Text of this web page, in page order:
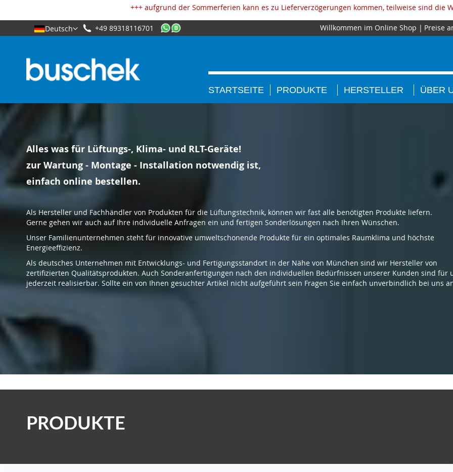
+++ aufgrund der Sommerferien kann es zu Lieferverzögerungen kommen, teilweise sind die
Deutsch Willkommen im Online Shop Preise
+49 89318116701
STARTSEITE PRODUKTE HERSTELLER ÜBER
Alles was für Lüftungs-, Klima- und RLT-Geräte!
zur Wartung - Montage - Installation notwendig ist,
einfach online bestellen.
Als Hersteller und Fachhändler von Produkten für die Lüftungstechnik, können wir fast alle benötigten Produkte liefern.
Gerne gehen wir auch auf Ihre individuelle Anfragen ein und fertigen Sonderlösungen nach Ihren Wünschen.
Unser Familienunternehmen steht für innovative umweltschonende Produkte für ein optimales Raumklima und höchste
Energieeffizienz.
Als deutsches Unternehmen mit Entwicklungs- und Fertigungsstandort in der Nähe von München sind wir Hersteller von
zertifizierten Qualitätsprodukten. Auch Sonderanfertigungen nach den individuellen Bedürfnissen unserer Kunden sind für
jederzeit realisierbar. Sollte ein von Ihnen gesuchter Artikel nicht aufgeführt sein Fragen Sie einfach unverbindlich bei uns
PRODUKTE